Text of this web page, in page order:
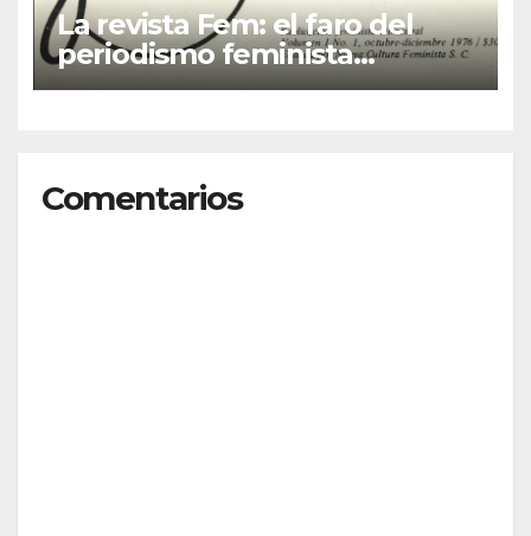
La revista Fem: el faro del
periodismo feminista
latinoamericano
Comentarios